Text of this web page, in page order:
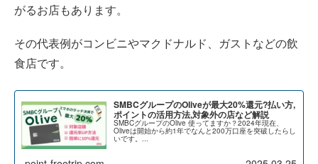
がるお店もあります。
その代表例がコンビニやマクドナルド、ガストなどの飲
食店です。
SMBCグループのOliveが最大20%還元?払い方,
ポイントの活用方法,対象外の店など解説
SMBCグループのOlive 使ってますか？2024年現在、
Oliveは開始から約1年でなんと200万口座を突破したらし
いです。...